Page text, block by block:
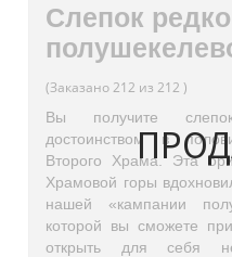
Слепок
(Заказано 212 из 212 )
Вы получите
достоинством в
Второго Храма. Эта
Храмовой горы
нашей «кампании
которой вы сможете
открыть для себя